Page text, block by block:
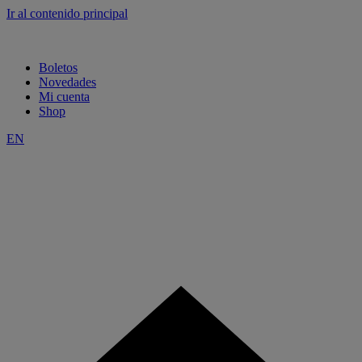
Ir al contenido principal
Boletos
Novedades
Mi cuenta
Shop
EN